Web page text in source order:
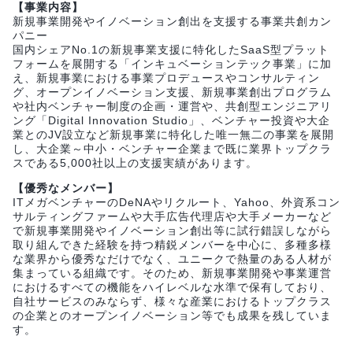
【事業内容】
新規事業開発やイノベーション創出を支援する事業共創カン
パニー
国内シェアNo.1の新規事業支援に特化したSaaS型プラット
フォームを展開する「インキュベーションテック事業」に加
え、新規事業における事業プロデュースやコンサルティン
グ、オープンイノベーション支援、新規事業創出プログラム
や社内ベンチャー制度の企画・運営や、共創型エンジニアリ
ング「Digital Innovation Studio」、ベンチャー投資や大企
業とのJV設立など新規事業に特化した唯一無二の事業を展開
し、大企業～中小・ベンチャー企業まで既に業界トップクラ
スである5,000社以上の支援実績があります。
【優秀なメンバー】
ITメガベンチャーのDeNAやリクルート、Yahoo、外資系コン
サルティングファームや大手広告代理店や大手メーカーなど
で新規事業開発やイノベーション創出等に試行錯誤しながら
取り組んできた経験を持つ精鋭メンバーを中心に、多種多様
な業界から優秀なだけでなく、ユニークで熱量のある人材が
集まっている組織です。そのため、新規事業開発や事業運営
におけるすべての機能をハイレベルな水準で保有しており、
自社サービスのみならず、様々な産業におけるトップクラス
の企業とのオープンイノベーション等でも成果を残していま
す。